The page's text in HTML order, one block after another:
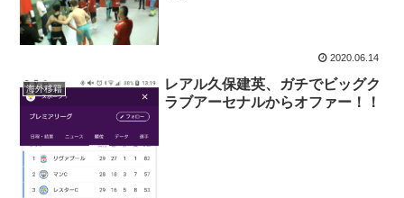
2020.06.14
海外移籍
レアル久保建英、ガチでビッグク
ラブアーセナルからオファー！！